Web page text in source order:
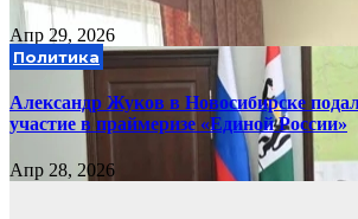
Апр 29, 2026
Политика
Александр Жуков в Новосибирске
участие в праймеризе «Единой России»
Апр 28, 2026